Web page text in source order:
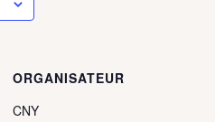
ORGANISATEUR
CNY